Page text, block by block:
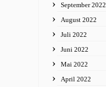
September 2022
August 2022
Juli 2022
Juni 2022
Mai 2022
April 2022